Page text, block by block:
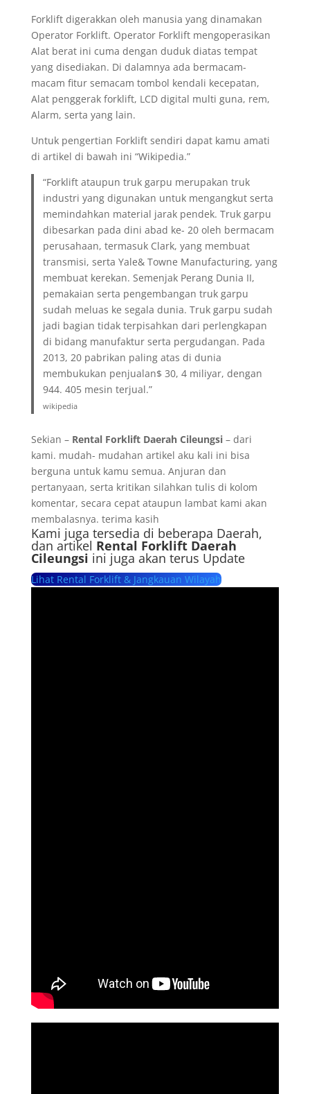
Forklift digerakkan oleh manusia yang dinamakan
Operator Forklift. Operator Forklift mengoperasikan
Alat berat ini cuma dengan duduk diatas tempat
yang disediakan. Di dalamnya ada bermacam-
macam fitur semacam tombol kendali kecepatan,
Alat penggerak forklift, LCD digital multi guna, rem,
Alarm, serta yang lain.
Untuk pengertian Forklift sendiri dapat kamu amati
di artikel di bawah ini “Wikipedia.”
“Forklift ataupun truk garpu merupakan truk
industri yang digunakan untuk mengangkut serta
memindahkan material jarak pendek. Truk garpu
dibesarkan pada dini abad ke- 20 oleh bermacam
perusahaan, termasuk Clark, yang membuat
transmisi, serta Yale& Towne Manufacturing, yang
membuat kerekan. Semenjak Perang Dunia II,
pemakaian serta pengembangan truk garpu
sudah meluas ke segala dunia. Truk garpu sudah
jadi bagian tidak terpisahkan dari perlengkapan
di bidang manufaktur serta pergudangan. Pada
2013, 20 pabrikan paling atas di dunia
membukukan penjualan$ 30, 4 miliyar, dengan
944. 405 mesin terjual.”
wikipedia
Sekian – Rental Forklift Daerah Cileungsi– dari
kami. mudah- mudahan artikel aku kali ini bisa
berguna untuk kamu semua. Anjuran dan
pertanyaan, serta kritikan silahkan tulis di kolom
komentar, secara cepat ataupun lambat kami akan
membalasnya. terima kasih
Kami juga tersedia di beberapa Daerah,
dan artikel Rental Forklift Daerah
Cileungsi ini juga akan terus Update
Lihat Rental Forklift & Jangkauan Wilayah